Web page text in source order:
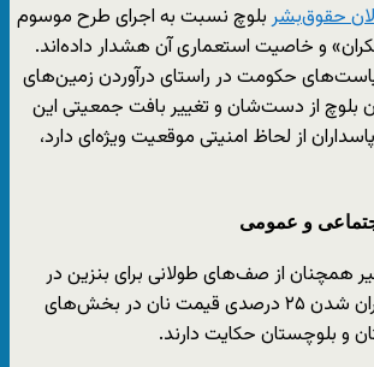
حقوق‌بشر بلوچ نسبت به اجرای طرح موسوم
و خاصیت استعماری آن هشدار داده‌اند.
حکومت در راستای درآوردن زمین‌های
بلوچ از دست‌شان و تغییر بافت جمعیتی این
از لحاظ امنیتی موقعیت ویژه‌ای دارد،
و عمومی
همچنان از صف‌های طولانی برای بنزین در
شهرهای مختلف و گران شدن ۲۵ درصدی قیمت نان در بخش‌های
و بلوچستان حکایت دارند.